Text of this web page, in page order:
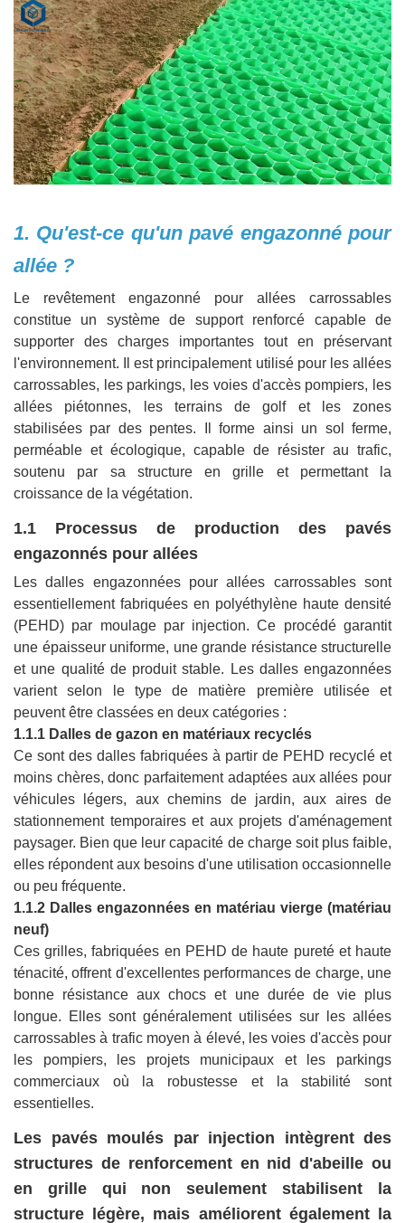
1. Qu'est-ce qu'un pavé engazonné pour
allée ?
Le revêtement engazonné pour allées carrossables
constitue un système de support renforcé capable de
supporter des charges importantes tout en préservant
l'environnement. Il est principalement utilisé pour les allées
carrossables, les parkings, les voies d'accès pompiers, les
allées piétonnes, les terrains de golf et les zones
stabilisées par des pentes. Il forme ainsi un sol ferme,
perméable et écologique, capable de résister au trafic,
soutenu par sa structure en grille et permettant la
croissance de la végétation.
1.1 Processus de production des pavés
engazonnés pour allées
Les dalles engazonnées pour allées carrossables sont
essentiellement fabriquées en polyéthylène haute densité
(PEHD) par moulage par injection. Ce procédé garantit
une épaisseur uniforme, une grande résistance structurelle
et une qualité de produit stable. Les dalles engazonnées
varient selon le type de matière première utilisée et
peuvent être classées en deux catégories :
1.1.1 Dalles de gazon en matériaux recyclés
Ce sont des dalles fabriquées à partir de PEHD recyclé et
moins chères, donc parfaitement adaptées aux allées pour
véhicules légers, aux chemins de jardin, aux aires de
stationnement temporaires et aux projets d'aménagement
paysager. Bien que leur capacité de charge soit plus faible,
elles répondent aux besoins d'une utilisation occasionnelle
ou peu fréquente.
1.1.2 Dalles engazonnées en matériau vierge (matériau
neuf)
Ces grilles, fabriquées en PEHD de haute pureté et haute
ténacité, offrent d'excellentes performances de charge, une
bonne résistance aux chocs et une durée de vie plus
longue. Elles sont généralement utilisées sur les allées
carrossables à trafic moyen à élevé, les voies d'accès pour
les pompiers, les projets municipaux et les parkings
commerciaux où la robustesse et la stabilité sont
essentielles.
Les pavés moulés par injection intègrent des
structures de renforcement en nid d'abeille ou
en grille qui non seulement stabilisent la
structure légère, mais améliorent également la